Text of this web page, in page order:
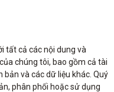
tất cả các nội dung và
chúng tôi, bao gồm cả tài
bản và các dữ liệu khác. Quý
phân phối hoặc sử dụng